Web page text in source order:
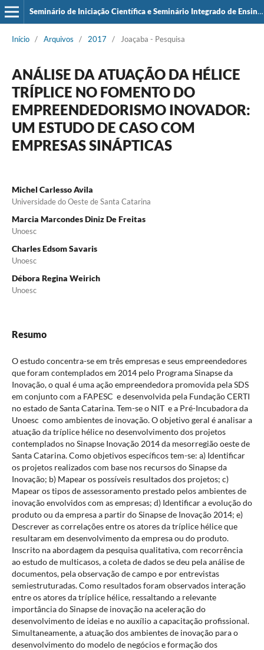
Seminário de Iniciação Científica e Seminário Integrado de Ensino, Pesquisa e Extensão (SIEPE)
Início / Arquivos / 2017 / Joaçaba - Pesquisa
ANÁLISE DA ATUAÇÃO DA HÉLICE
TRÍPLICE NO FOMENTO DO
EMPREENDEDORISMO INOVADOR:
UM ESTUDO DE CASO COM
EMPRESAS SINÁPTICAS
Michel Carlesso Avila
Universidade do Oeste de Santa Catarina
Marcia Marcondes Diniz De Freitas
Unoesc
Charles Edsom Savaris
Unoesc
Débora Regina Weirich
Unoesc
Resumo
O estudo concentra-se em três empresas e seus empreendedores
que foram contemplados em 2014 pelo Programa Sinapse da
Inovação, o qual é uma ação empreendedora promovida pela SDS
em conjunto com a FAPESC e desenvolvida pela Fundação CERTI
no estado de Santa Catarina. Tem-se o NIT e a Pré-Incubadora da
Unoesc como ambientes de inovação. O objetivo geral é analisar a
atuação da tríplice hélice no desenvolvimento dos projetos
contemplados no Sinapse Inovação 2014 da mesorregião oeste de
Santa Catarina. Como objetivos específicos tem-se: a) Identificar
os projetos realizados com base nos recursos do Sinapse da
Inovação; b) Mapear os possíveis resultados dos projetos; c)
Mapear os tipos de assessoramento prestado pelos ambientes de
inovação envolvidos com as empresas; d) Identificar a evolução do
produto ou da empresa a partir do Sinapse de Inovação 2014; e)
Descrever as correlações entre os atores da tríplice hélice que
resultaram em desenvolvimento da empresa ou do produto.
Inscrito na abordagem da pesquisa qualitativa, com recorrência
ao estudo de multicasos, a coleta de dados se deu pela análise de
documentos, pela observação de campo e por entrevistas
semiestruturadas. Como resultados foram observados interação
entre os atores da tríplice hélice, ressaltando a relevante
importância do Sinapse de inovação na aceleração do
desenvolvimento de ideias e no auxílio a capacitação profissional.
Simultaneamente, a atuação dos ambientes de inovação para o
desenvolvimento do modelo de negócios e formação dos